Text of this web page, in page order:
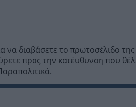
να διαβάσετε το πρωτοσέλιδο
προς την κατέυθυνση που